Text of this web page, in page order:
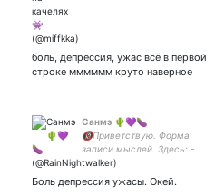
боль, депрессия, ужас всё в первой
строке мммммм круто наверное
Санмэ 🌵💜🍆
🔞Приветствую. Форма
записи мыслей. Здесь: -
БлекБоДжек, ПЛОХОЙ
ЮМОР, 3Dmodel, обзоры,
BJD, Писатель¿
Боль депрессия ужасы. Окей.